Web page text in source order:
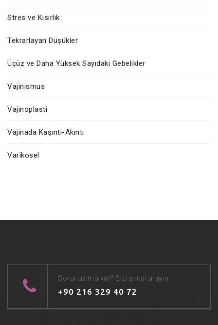
Stres ve Kısırlık
Tekrarlayan Düşükler
Üçüz ve Daha Yüksek Sayıdaki Gebelikler
Vajinismus
Vajinoplasti
Vajinada Kaşıntı-Akıntı
Varikosel
Sorunuz mu var? Bizi şimdi arayın
+90 216 329 40 72